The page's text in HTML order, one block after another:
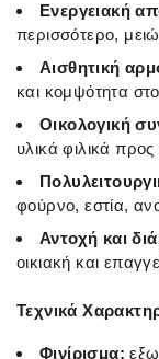
Ενεργειακή
περισσότερο,
Αισθητική
και κομψότητα
Οικολογική
υλικά φιλικά
φούρνο, εστία,
Αντοχή και
οικιακή και
Τεχνικά
Φινίρισμα: